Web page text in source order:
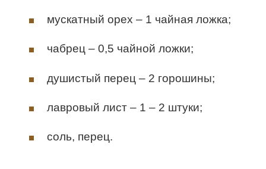
мускатный орех – 1 чайная ложка;
чабрец – 0,5 чайной ложки;
душистый перец – 2 горошины;
лавровый лист – 1 – 2 штуки;
соль, перец.